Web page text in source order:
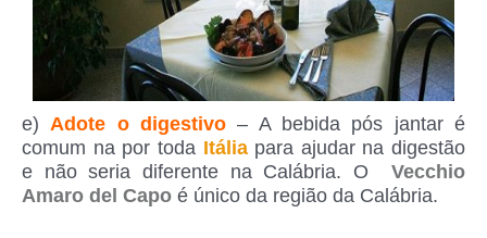
e) Adote o digestivo – A bebida pós jantar é
comum na por toda Itáliapara ajudar na digestão
e não seria diferente na Calábria. O Vecchio
Amaro del Capo é único da região da Calábria.